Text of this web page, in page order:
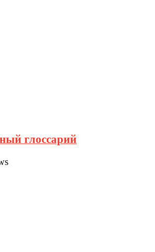
глоссарий